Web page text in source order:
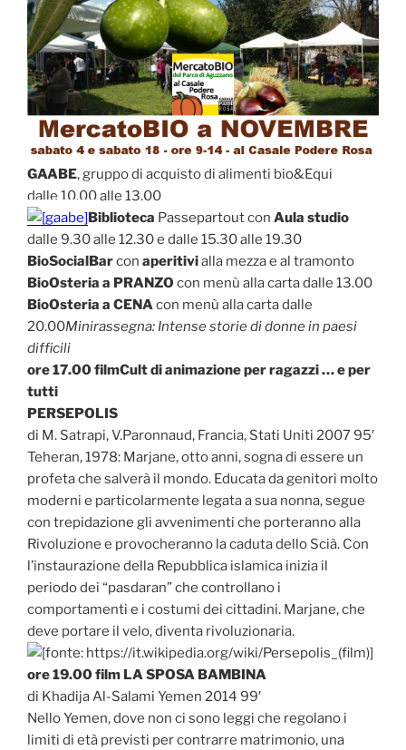
GAABE, gruppo di acquisto di alimenti bio&Equi
dalle 10.00 alle 13.00
Biblioteca Passepartout con Aula studio
dalle 9.30 alle 12.30 e dalle 15.30 alle 19.30
BioSocialBarcon aperitivialla mezza e al tramonto
BioOsteria a PRANZO con menù alla carta dalle 13.00
BioOsteria a CENAcon menù alla carta dalle
20.00Minirassegna: Intense storie di donne in paesi
difficili
ore 17.00 filmCult di animazione per ragazzi … e per
tutti
PERSEPOLIS
di M. Satrapi, V.Paronnaud, Francia, Stati Uniti 2007 95′
Teheran, 1978: Marjane, otto anni, sogna di essere un
profeta che salverà il mondo. Educata da genitori molto
moderni e particolarmente legata a sua nonna, segue
con trepidazione gli avvenimenti che porteranno alla
Rivoluzione e provocheranno la caduta dello Scià. Con
l’instaurazione della Repubblica islamica inizia il
periodo dei “pasdaran” che controllano i
comportamenti e i costumi dei cittadini. Marjane, che
deve portare il velo, diventa rivoluzionaria.
ore 19.00 film LA SPOSA BAMBINA
di Khadija Al-Salami Yemen 2014 99′
Nello Yemen, dove non ci sono leggi che regolano i
limiti di età previsti per contrarre matrimonio, una